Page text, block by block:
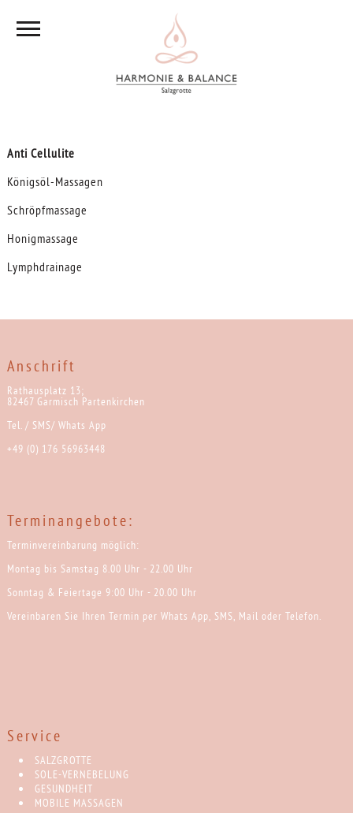
Anti Cellulite
Königsöl-Massagen
Schröpfmassage
Honigmassage
Lymphdrainage
Anschrift
Rathausplatz 13;
82467 Garmisch Partenkirchen
Tel. / SMS/ Whats App
+49 (0) 176 56963448
Terminangebote:
Terminvereinbarung möglich:
Montag bis Samstag 8.00 Uhr - 22.00 Uhr
Sonntag & Feiertage 9:00 Uhr - 20.00 Uhr
Vereinbaren Sie Ihren Termin per Whats App, SMS, Mail oder Telefon.
Service
SALZGROTTE
SOLE-VERNEBELUNG
GESUNDHEIT
MOBILE MASSAGEN